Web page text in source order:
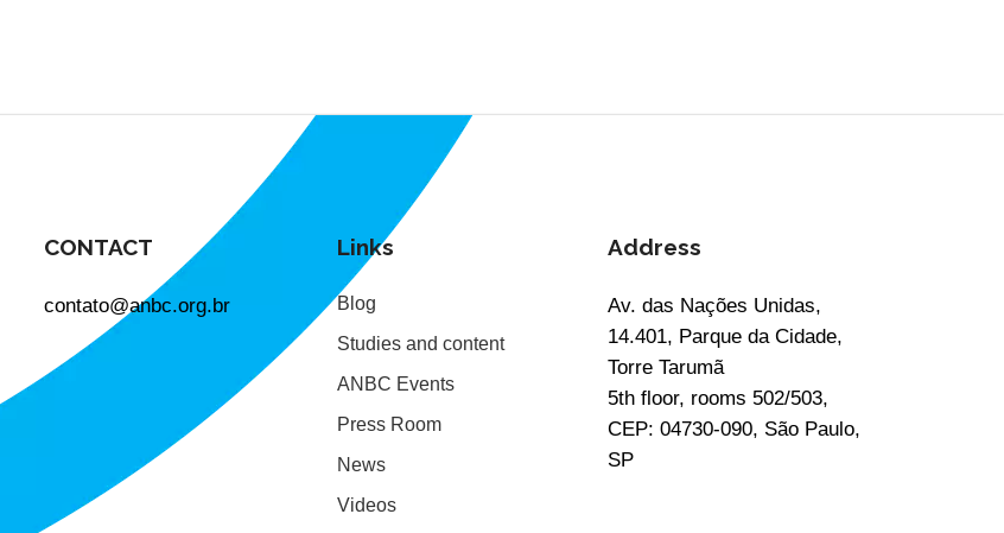
CONTACT
contato@anbc.org.br
Links
Blog
Studies and content
ANBC Events
Press Room
News
Videos
Address
Av. das Nações Unidas,
14.401, Parque da Cidade,
Torre Tarumã
5th floor, rooms 502/503,
CEP: 04730-090, São Paulo,
SP